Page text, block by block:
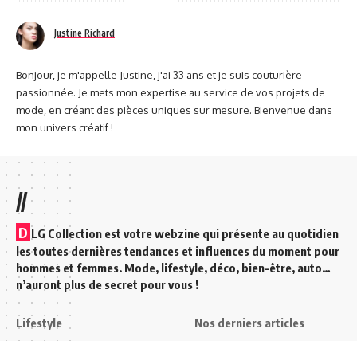
Justine Richard
Bonjour, je m'appelle Justine, j'ai 33 ans et je suis couturière
passionnée. Je mets mon expertise au service de vos projets de
mode, en créant des pièces uniques sur mesure. Bienvenue dans
mon univers créatif !
//
D LG Collection est votre webzine qui présente au quotidien
les toutes dernières tendances et influences du moment pour
hommes et femmes. Mode, lifestyle, déco, bien-être, auto…
n’auront plus de secret pour vous !
Lifestyle Nos derniers articles